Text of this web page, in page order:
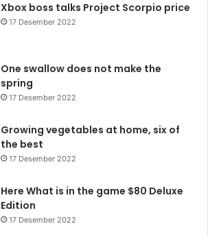
Xbox boss talks Project Scorpio price
17 Desember 2022
One swallow does not make the
spring
17 Desember 2022
Growing vegetables at home, six of
the best
17 Desember 2022
Here What is in the game $80 Deluxe
Edition
17 Desember 2022